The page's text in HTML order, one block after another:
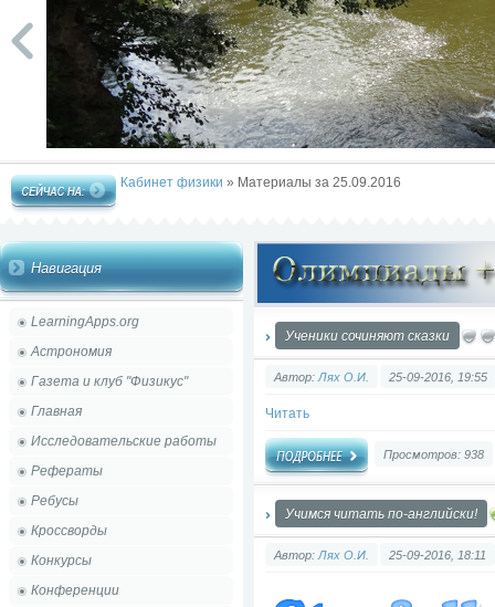
Кабинет физики » Материалы за 25.09.2016
Навигация
LearningApps.org
Астрономия
Газета и клуб "Физикус"
Главная
Исследовательские работы
Рефераты
Ребусы
Кроссворды
Конкурсы
Конференции
Ученики сочиняют сказки
Автор: Лях О.И. 25-09-2016, 19:55
Читать
Просмотров: 938
Учимся читать по-английски!
Автор: Лях О.И. 25-09-2016, 18:11